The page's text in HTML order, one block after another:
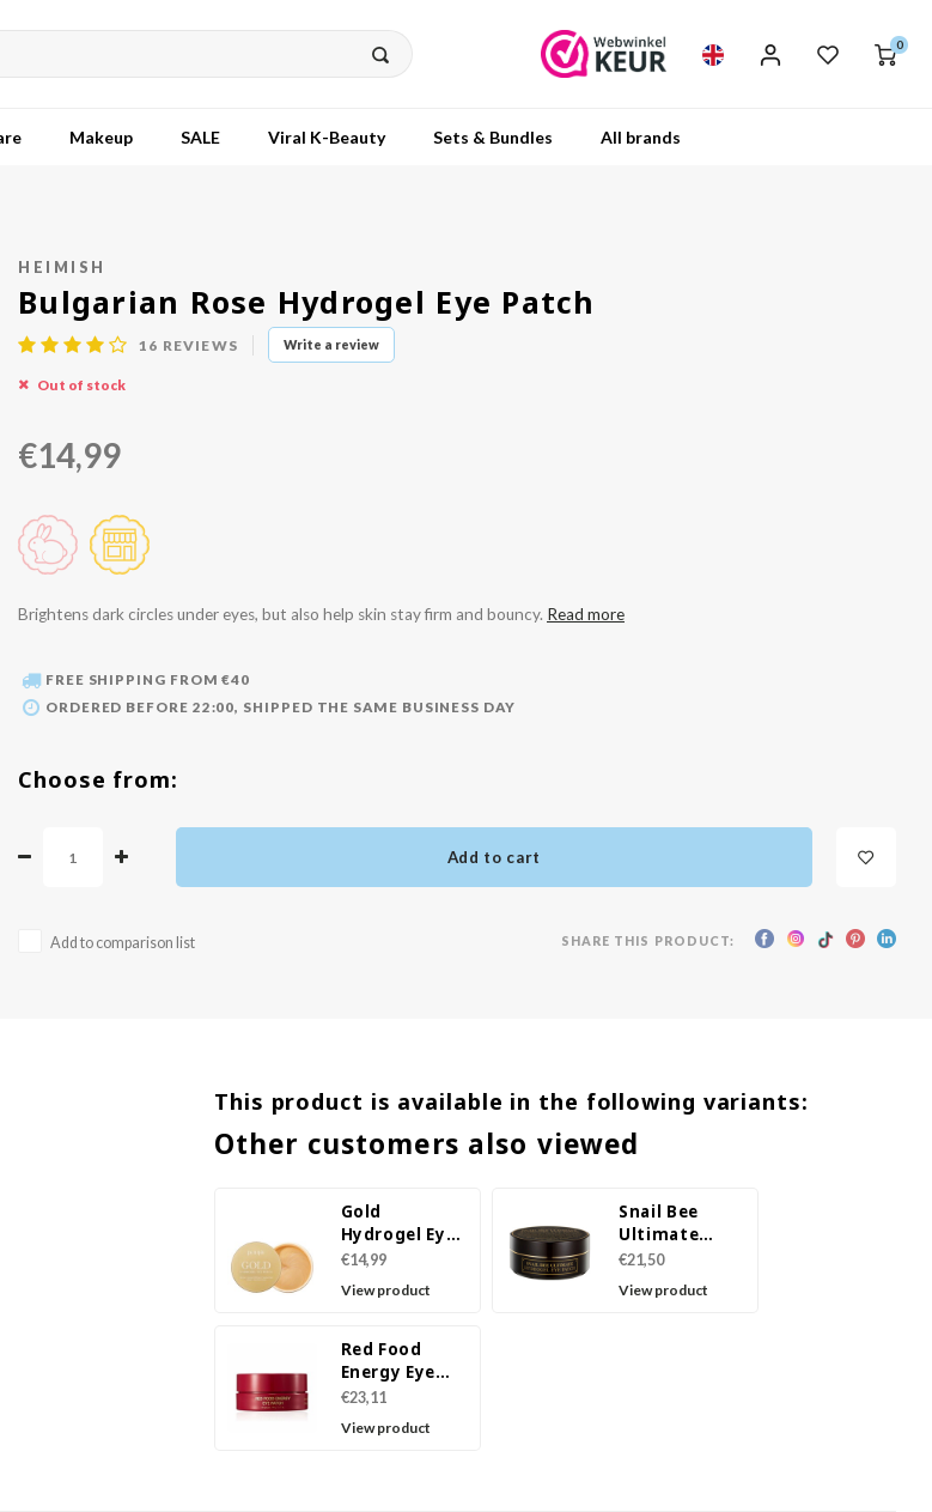
0
Makeup SALE Viral K-Beauty Sets & Bundles All brands
HEIMISH
Bulgarian Rose Hydrogel Eye Patch
16 REVIEWS Write a review
Out of stock
€14,99
Brightens dark circles under eyes, but also help skin stay firm and bouncy. Read more
FREE SHIPPING FROM €40
ORDERED BEFORE 22:00, SHIPPED THE SAME BUSINESS DAY
Choose from:
Add to cart
Add to comparison list SHARE THIS PRODUCT:
This product is available in the following variants:
Other customers also viewed
Gold
Hydrogel Eye
Patch
€14,99
View product
Snail Bee
Ultimate
Hydrogel Eye
Patch
€21,50
View product
Red Food
Energy Eye
Patch
€23,11
View product